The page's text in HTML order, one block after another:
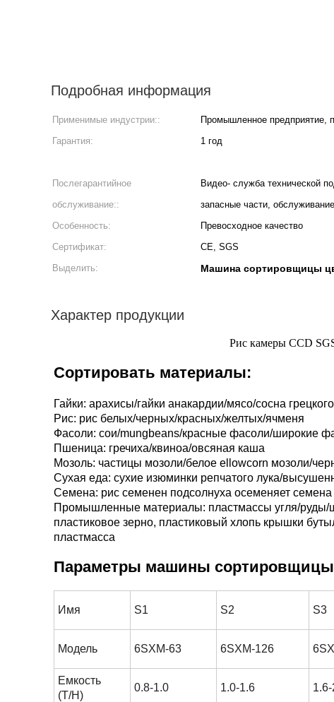
Подробная информация
Применимые индустрии:: Промышленное предприятие,
Гарантия:
1 год
Послегарантийное
обслуживание::
Видео- служба технической
запасные части,
Особенность: Превосходное качество
Сертификат:
CE, SGS
Выделить:
Машина сортировщицы
Характер продукции
Рис камеры CCD
Сортировать материалы:
Гайки: арахисы/гайки анакардии/мясо/сосна
Рис: рис белых/черных/красных/желтых/ячменя
Фасоли: сои/mungbeans/красные фасоли/широкие
Пшеница: гречиха/квиноа/овсяная каша
Мозоль: частицы мозоли/белое ellowcorn мозоли/
Сухая еда: сухие изюминки репчатого лука/
Семена: рис семенен подсолнуха осеменяет
Промышленные материалы: пластмассы угля/руды/
пластиковое зерно, пластиковый хлопь крышки
пластмасса
Параметры машины сортировщицы
Имя S1 S2 S3
Модель 6SXM-63 6SXM-126
Емкость
(T/H)
0.8-1.0 1.0-1.6 1.6-